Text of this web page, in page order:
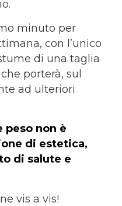
minuto per
con l’unico
di una taglia
porterà, sul
ad ulteriori
peso non è
di estetica,
di salute e
vis a vis!